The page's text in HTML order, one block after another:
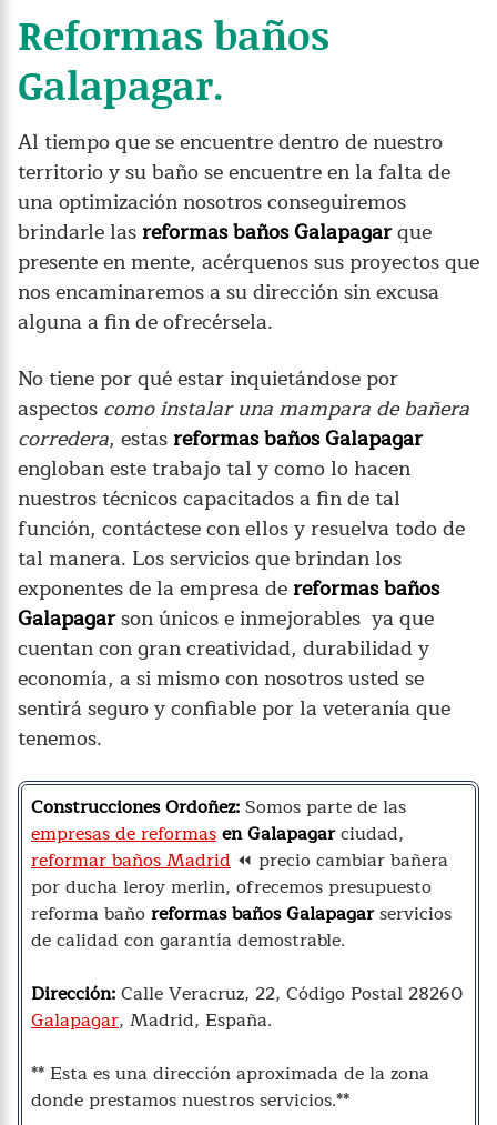
Reformas baños
Galapagar.
Al tiempo que se encuentre dentro de nuestro
territorio y su baño se encuentre en la falta de
una optimización nosotros conseguiremos
brindarle lasreformas baños Galapagarque
presente en mente, acérquenos sus proyectos que
nos encaminaremos a su dirección sin excusa
alguna a fin de ofrecérsela.
No tiene por qué estar inquietándose por
aspectos como instalar una mampara de bañera
corredera, estasreformas baños Galapagar
engloban este trabajo tal y como lo hacen
nuestros técnicos capacitados a fin de tal
función, contáctese con ellos y resuelva todo de
tal manera. Los servicios que brindan los
exponentes de la empresa dereformas baños
Galapagarson únicos e inmejorables ya que
cuentan con gran creatividad, durabilidad y
economía, a si mismo con nosotros usted se
sentirá seguro y confiable por la veteranía que
tenemos.
Construcciones Ordoñez:Somos parte de las
empresas de reformasen Galapagarciudad,
reformar baños Madrid ⏪ precio cambiar bañera
por ducha leroy merlin, ofrecemos presupuesto
reforma bañoreformas baños Galapagarservicios
de calidad con garantía demostrable.
Dirección:Calle Veracruz, 22, Código Postal 28260
Galapagar, Madrid, España.
** Esta es una dirección aproximada de la zona
donde prestamos nuestros servicios.**